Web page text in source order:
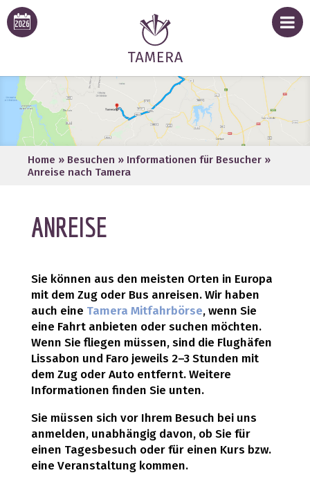
Home » Besuchen » Informationen für Besucher »
Anreise nach Tamera
ANREISE
Sie können aus den meisten Orten in Europa
mit dem Zug oder Bus anreisen. Wir haben
auch eine Tamera Mitfahrbörse, wenn Sie
eine Fahrt anbieten oder suchen möchten.
Wenn Sie fliegen müssen, sind die Flughäfen
Lissabon und Faro jeweils 2–3 Stunden mit
dem Zug oder Auto entfernt. Weitere
Informationen finden Sie unten.
Sie müssen sich vor Ihrem Besuch bei uns
anmelden, unabhängig davon, ob Sie für
einen Tagesbesuch oder für einen Kurs bzw.
eine Veranstaltung kommen.